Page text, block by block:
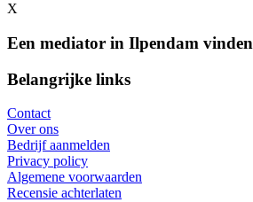
X
Een mediator in Ilpendam vinden
Belangrijke links
Contact
Over ons
Bedrijf aanmelden
Privacy policy
Algemene voorwaarden
Recensie achterlaten